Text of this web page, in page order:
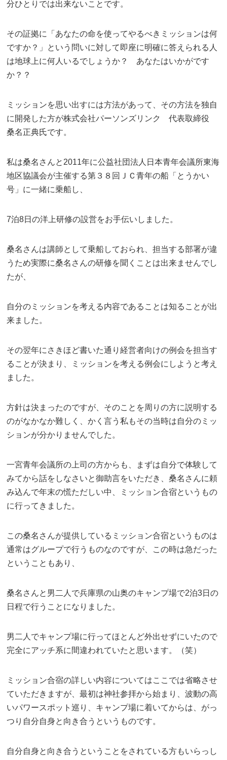
分ひとりでは出来ないことです。
その証拠に「あなたの命を使ってやるべきミッションは何
ですか？」という問いに対して即座に明確に答えられる人
は地球上に何人いるでしょうか？ あなたはいかがです
か？？
ミッションを思い出すには方法があって、その方法を独自
に開発した方が株式会社パーソンズリンク 代表取締役
桑名正典氏です。
私は桑名さんと2011年に公益社団法人日本青年会議所東海
地区協議会が主催する第３８回ＪＣ青年の船「とうかい
号」に一緒に乗船し、
7泊8日の洋上研修の設営をお手伝いしました。
桑名さんは講師として乗船しておられ、担当する部署が違
うため実際に桑名さんの研修を聞くことは出来ませんでし
たが、
自分のミッションを考える内容であることは知ることが出
来ました。
その翌年にさきほど書いた通り経営者向けの例会を担当す
ることが決まり、ミッションを考える例会にしようと考え
ました。
方針は決まったのですが、そのことを周りの方に説明する
のがなかなか難しく、かく言う私もその当時は自分のミッ
ションが分かりませんでした。
一宮青年会議所の上司の方からも、まずは自分で体験して
みてから話をしなさいと御助言をいただき、桑名さんに頼
み込んで年末の慌ただしい中、ミッション合宿というもの
に行ってきました。
この桑名さんが提供しているミッション合宿というものは
通常はグループで行うものなのですが、この時は急だった
ということもあり、
桑名さんと男二人で兵庫県の山奥のキャンプ場で2泊3日の
日程で行うことになりました。
男二人でキャンプ場に行ってほとんど外出せずにいたので
完全にアッチ系に間違われていたと思います。（笑）
ミッション合宿の詳しい内容についてはここでは省略させ
ていただきますが、最初は神社参拝から始まり、波動の高
いパワースポット巡り、キャンプ場に着いてからは、がっ
つり自分自身と向き合うというものです。
自分自身と向き合うということをされている方もいらっし